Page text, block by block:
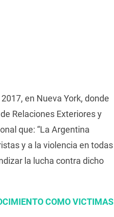
en Nueva York, donde
Relaciones Exteriores y
que: “La Argentina
y a la violencia en todas
la lucha contra dicho
COMO VICTIMAS